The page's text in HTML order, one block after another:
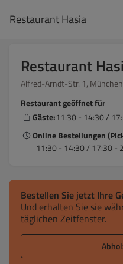
Restaurant Hasia
Restaurant
Alfred-Arndt-Str. 1,
Restaurant geöffnet für
Gäste:11:30 - 14:30 /
Online Bestellungen
11:30 - 14:30 / 17:30 -
Bestellen Sie jetzt Ihre
Und erhalten Sie sie
täglichen Zeitfenster.